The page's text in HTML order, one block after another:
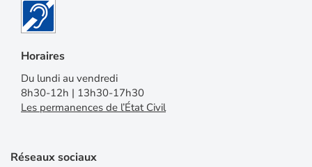
Horaires
Du lundi au vendredi
8h30-12h | 13h30-17h30
Les permanences de l’État Civil
Réseaux sociaux